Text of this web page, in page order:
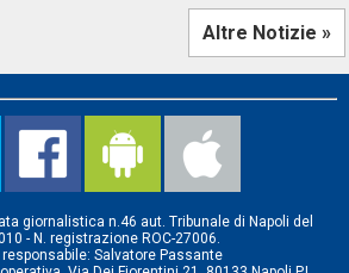
Altre Notizie »
giornalistica n.46 aut. Tribunale di Napoli del
- N. registrazione ROC-27006.
responsabile: Salvatore Passante